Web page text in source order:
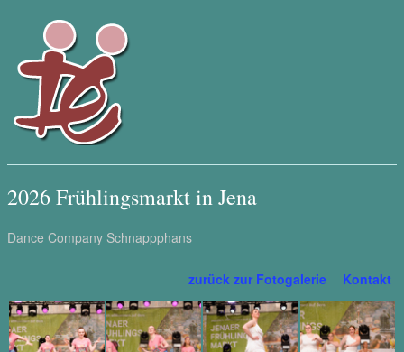
2026 Frühlingsmarkt in Jena
Dance Company Schnappphans
zurück zur Fotogalerie Kontakt